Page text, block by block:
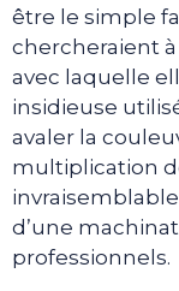
être le simple
chercheraient à
avec laquelle
insidieuse
avaler la
multiplication
d’une
professionnels.